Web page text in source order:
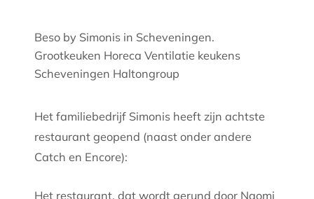
Beso by Simonis in Scheveningen.
Grootkeuken Horeca Ventilatie keukens
Scheveningen Haltongroup
Het familiebedrijf Simonis heeft zijn achtste
restaurant geopend (naast onder andere
Catch en Encore):
Het restaurant, dat wordt gerund door Naomi